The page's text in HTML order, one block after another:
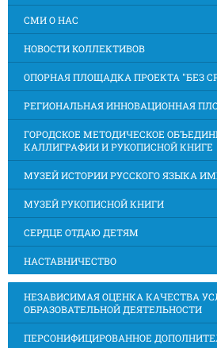
СМИ О НАС
НОВОСТИ КОЛЛЕКТИВОВ
ОПОРНАЯ ПЛОЩАДКА ПРОЕКТА "БЕЗ
РЕГИОНАЛЬНАЯ ИННОВАЦИОННАЯ
ГОРОДСКОЕ МЕТОДИЧЕСКОЕ
КАЛЛИГРАФИИ И РУКОПИСНОЙ КНИГЕ
МУЗЕЙ ИСТОРИИ РУССКОГО ЯЗЫКА
МУЗЕЙ РУКОПИСНОЙ КНИГИ
СЕРДЦЕ ОТДАЮ ДЕТЯМ
НАСТАВНИЧЕСТВО
НЕЗАВИСИМАЯ ОЦЕНКА КАЧЕСТВА
ОБРАЗОВАТЕЛЬНОЙ ДЕЯТЕЛЬНОСТИ
ПЕРСОНИФИЦИРОВАННОЕ